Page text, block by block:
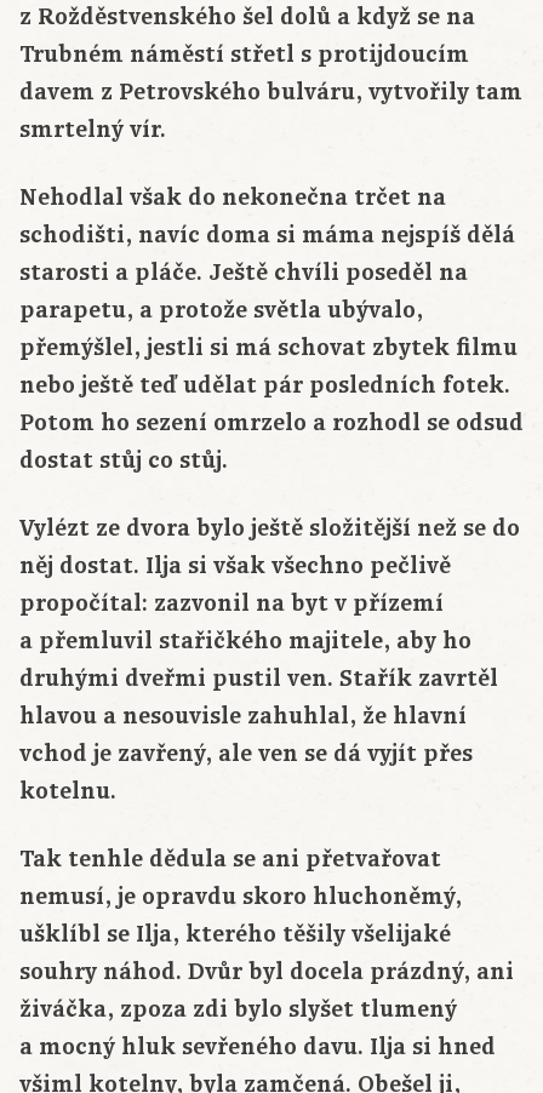
z Rožděstvenského šel dolů a když se na
Trubném náměstí střetl s protijdoucím
davem z Petrovského bulváru, vytvořily tam
smrtelný vír.
Nehodlal však do nekonečna trčet na
schodišti, navíc doma si máma nejspíš dělá
starosti a pláče. Ještě chvíli poseděl na
parapetu, a protože světla ubývalo,
přemýšlel, jestli si má schovat zbytek filmu
nebo ještě teď udělat pár posledních fotek.
Potom ho sezení omrzelo a rozhodl se odsud
dostat stůj co stůj.
Vylézt ze dvora bylo ještě složitější než se do
něj dostat. Ilja si však všechno pečlivě
propočítal: zazvonil na byt v přízemí
a přemluvil stařičkého majitele, aby ho
druhými dveřmi pustil ven. Stařík zavrtěl
hlavou a nesouvisle zahuhlal, že hlavní
vchod je zavřený, ale ven se dá vyjít přes
kotelnu.
Tak tenhle dědula se ani přetvařovat
nemusí, je opravdu skoro hluchoněmý,
ušklíbl se Ilja, kterého těšily všelijaké
souhry náhod. Dvůr byl docela prázdný, ani
živáčka, zpoza zdi bylo slyšet tlumený
a mocný hluk sevřeného davu. Ilja si hned
všiml kotelny, byla zamčená. Obešel ji,